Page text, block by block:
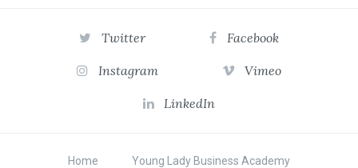
Twitter Facebook
Instagram Vimeo
LinkedIn
Home Young Lady Business Academy